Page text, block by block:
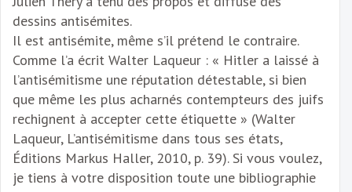
dessins antisémites.
Il est antisémite, même s’il prétend le contraire.
Comme l’a écrit Walter Laqueur : « Hitler a laissé à
l’antisémitisme une réputation détestable, si bien
que même les plus acharnés contempteurs des juifs
rechignent à accepter cette étiquette » (Walter
Laqueur, L’antisémitisme dans tous ses états,
Éditions Markus Haller, 2010, p. 39). Si vous voulez,
je tiens à votre disposition toute une bibliographie